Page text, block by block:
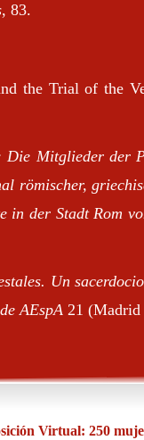
, 83.
the Trial of the
Die Mitglieder der
römischer,
in der Stadt Rom
Un
AEspA 21 (Madrid
Virtual: 250